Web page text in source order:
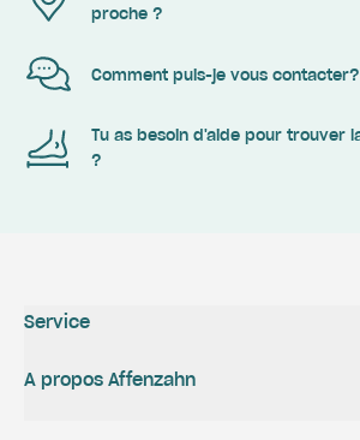
proche ?
Comment puis-je vous contacter?
Tu as besoin d'aide pour trouver
?
Service
A propos Affenzahn